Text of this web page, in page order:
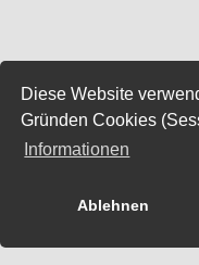
Diese Website
Gründen Cookies
Informationen
Ablehnen